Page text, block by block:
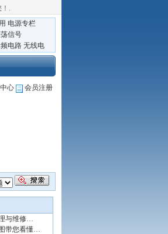
.
电源专栏
信号
电路 无线电
心 会员注册
与维修…
带您看懂…